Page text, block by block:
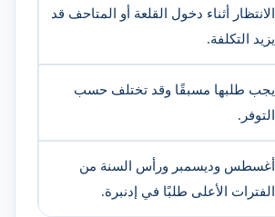
الانتظار أثناء دخول القلعة أو المتاحف قد
يزيد التكلفة.
يجب طلبها مسبقًا وقد تختلف حسب
التوفر.
أغسطس وديسمبر ورأس السنة من
الفترات الأعلى طلبًا في إدنبرة.